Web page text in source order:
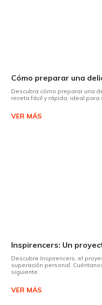
Descubra cómo preparar una
receta fácil y rápida, ideal para
VER MÁS
Descubre Inspirencers, el
superación personal.
siguiente.
VER MÁS